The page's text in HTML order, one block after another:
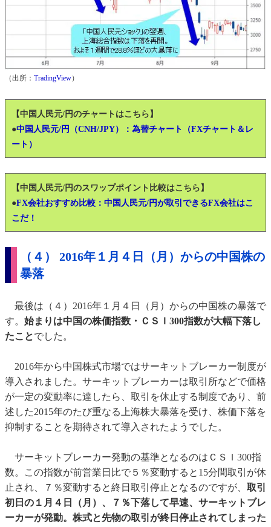
（出所： TradingView）
【中国人民元/円のチャートはこちら】
●中国人民元/円（CNH/JPY）：為替チャート（FXチャート＆レ
ート）
【中国人民元/円のスワップポイント比較はこちら】
●FX会社おすすめ比較：中国人民元/円が取引できるFX会社はこ
こだ！
（４） 2016年１月４日（月）からの中国株の
暴落
最後は（４）2016年１月４日（月）からの中国株の暴落で
す。 始まりは中国の株価指数・ＣＳＩ300指数が大幅下落し
たことでした。
2016年から中国株式市場ではサーキットブレーカー制度が
導入されました。サーキットブレーカーは取引所などで価格
が一定の変動率に達したら、取引を休止する制度であり、前
述した2015年のたび重なる上海株大暴落を受け、株価下落を
抑制することを期待されて導入されたようでした。
サーキットブレーカー発動の基準となるのはＣＳＩ300指
数。この指数が前営業日比で５％変動すると15分間取引が休
止され、７％変動すると終日取引停止となるのですが、 取引
初日の１月４日（月）、７％下落して早速、サーキットブレ
ーカーが発動。株式と先物の取引が終日停止されてしまった